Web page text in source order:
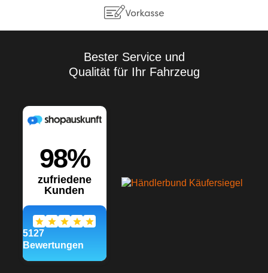
Bester Service und
Qualität für Ihr Fahrzeug